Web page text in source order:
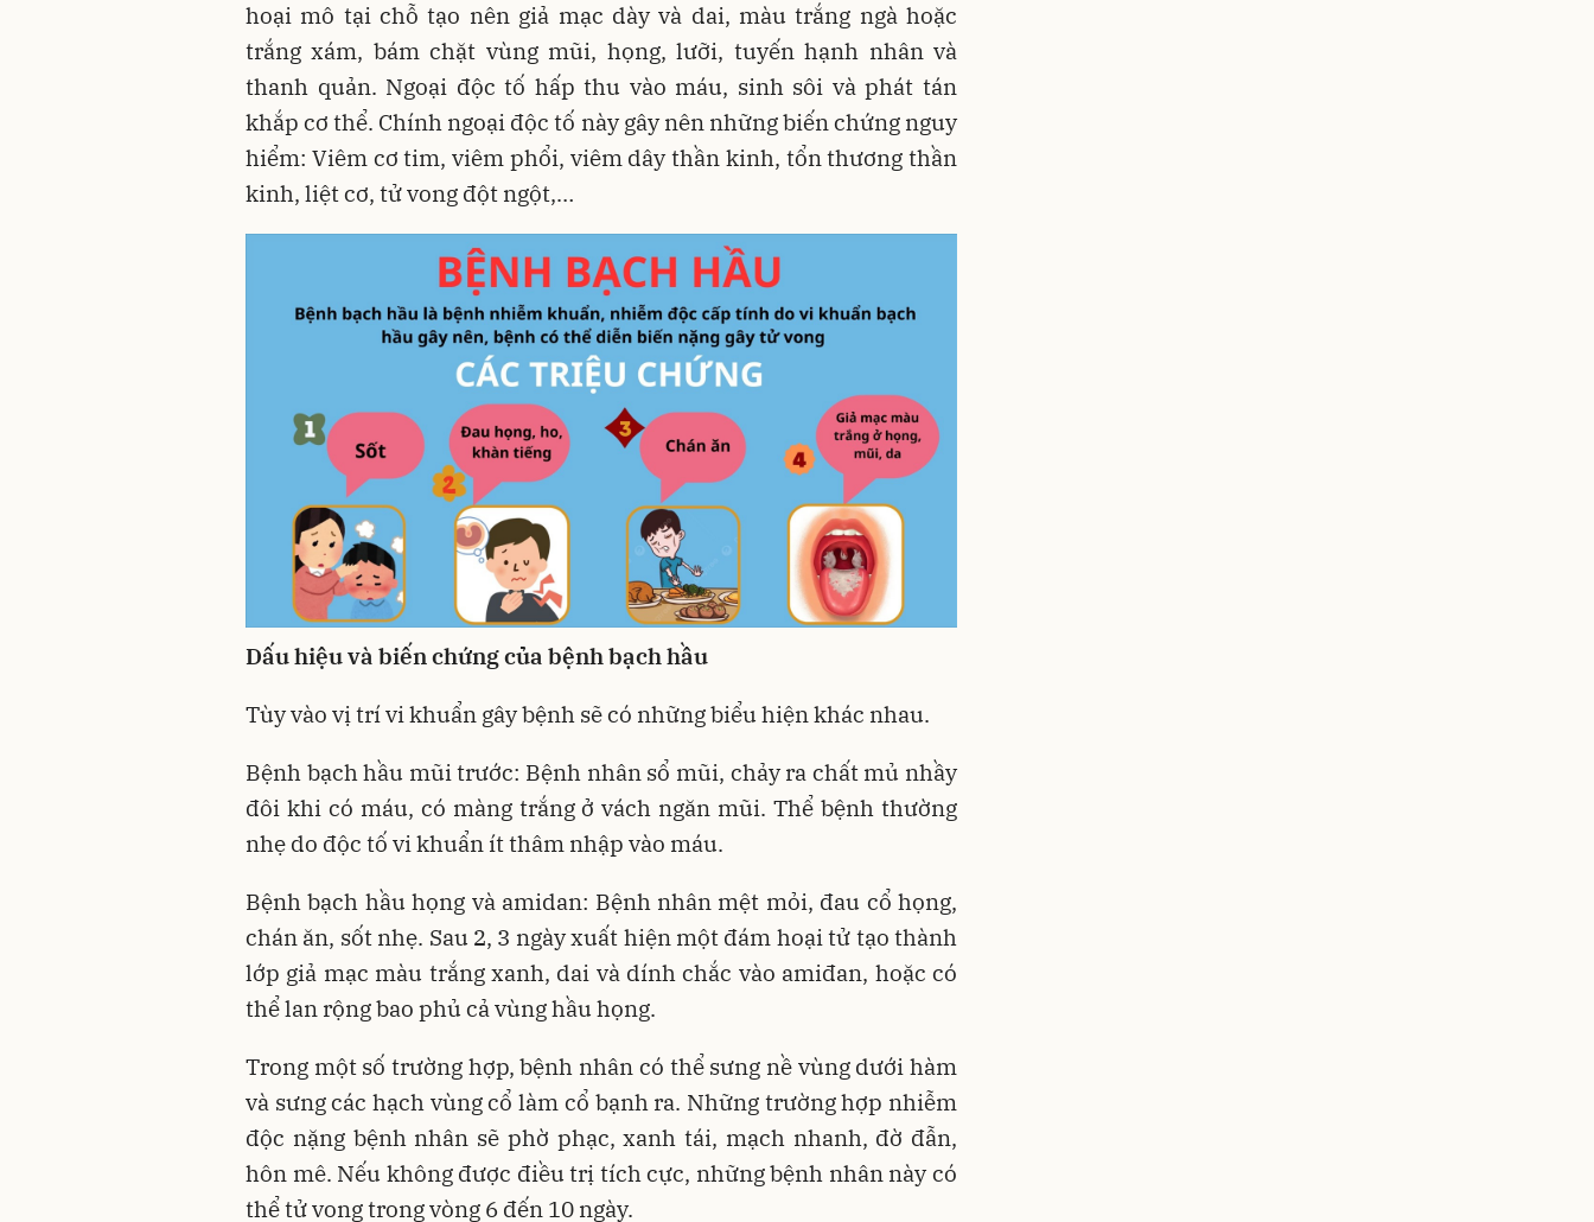
hoại mô tại chỗ tạo nên giả mạc dày và dai, màu trắng ngà hoặc
trắng xám, bám chặt vùng mũi, họng, lưỡi, tuyến hạnh nhân và
thanh quản. Ngoại độc tố hấp thu vào máu, sinh sôi và phát tán
khắp cơ thể. Chính ngoại độc tố này gây nên những biến chứng nguy
hiểm: Viêm cơ tim, viêm phổi, viêm dây thần kinh, tổn thương thần
kinh, liệt cơ, tử vong đột ngột,…
Dấu hiệu và biến chứng của bệnh bạch hầu
Tùy vào vị trí vi khuẩn gây bệnh sẽ có những biểu hiện khác nhau.
Bệnh bạch hầu mũi trước: Bệnh nhân sổ mũi, chảy ra chất mủ nhầy
đôi khi có máu, có màng trắng ở vách ngăn mũi. Thể bệnh thường
nhẹ do độc tố vi khuẩn ít thâm nhập vào máu.
Bệnh bạch hầu họng và amidan: Bệnh nhân mệt mỏi, đau cổ họng,
chán ăn, sốt nhẹ. Sau 2, 3 ngày xuất hiện một đám hoại tử tạo thành
lớp giả mạc màu trắng xanh, dai và dính chắc vào amiđan, hoặc có
thể lan rộng bao phủ cả vùng hầu họng.
Trong một số trường hợp, bệnh nhân có thể sưng nề vùng dưới hàm
và sưng các hạch vùng cổ làm cổ bạnh ra. Những trường hợp nhiễm
độc nặng bệnh nhân sẽ phờ phạc, xanh tái, mạch nhanh, đờ đẫn,
hôn mê. Nếu không được điều trị tích cực, những bệnh nhân này có
thể tử vong trong vòng 6 đến 10 ngày.